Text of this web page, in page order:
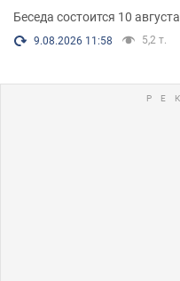
Беседа состоится 10 августа
9.08.2026 11:58 5,2 т.